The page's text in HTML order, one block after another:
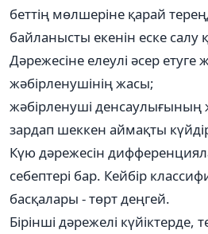
беттің мөлшеріне қарай
байланысты екенін еске салу
Дәрежесіне елеулі әсер етуге
жәбірленушінің жасы;
жәбірленуші денсаулығының
зардап шеккен аймақты
Күю дәрежесін
себептері бар. Кейбір
басқалары - төрт деңгей.
Бірінші дәрежелі күйіктерде,